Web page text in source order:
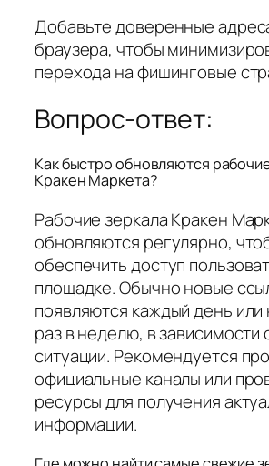
Добавьте доверенные
браузера, чтобы
перехода на фишинговые
Вопрос-ответ:
Как быстро обновляются
Кракен Маркета?
Рабочие зеркала Кракен
обновляются регулярно,
обеспечить доступ
площадке. Обычно новые
появляются каждый день или
раз в неделю, в зависимости
ситуации. Рекомендуется
официальные каналы или
ресурсы для получения
информации.